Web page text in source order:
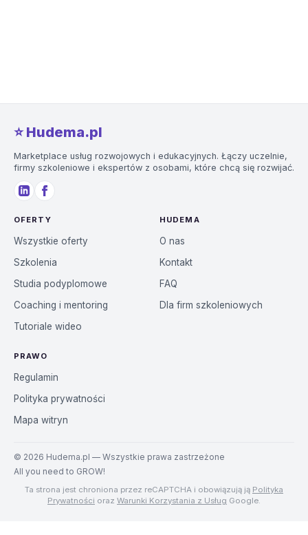
⭐️ Hudema.pl
Marketplace usług rozwojowych i edukacyjnych. Łączy uczelnie,
firmy szkoleniowe i ekspertów z osobami, które chcą się rozwijać.
OFERTY
Wszystkie oferty
Szkolenia
Studia podyplomowe
Coaching i mentoring
Tutoriale wideo
HUDEMA
O nas
Kontakt
FAQ
Dla firm szkoleniowych
PRAWO
Regulamin
Polityka prywatności
Mapa witryn
© 2026 Hudema.pl — Wszystkie prawa zastrzeżone
All you need to GROW!
Ta strona jest chroniona przez reCAPTCHA i obowiązują ją Polityka
Prywatności oraz Warunki Korzystania z Usług Google.